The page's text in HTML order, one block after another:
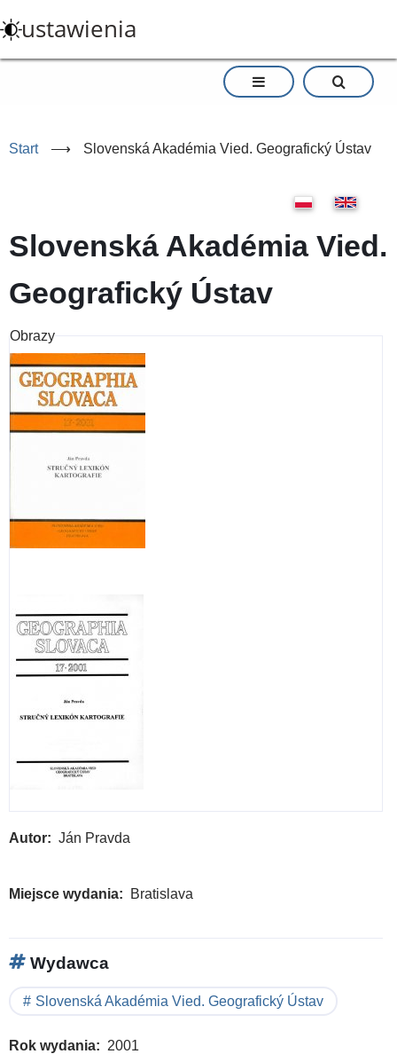
do
treści
ustawienia
Start ⟶ Slovenská Akadémia Vied. Geografický Ústav
Slovenská Akadémia Vied.
Geografický Ústav
Obrazy
Autor Ján Pravda
Miejsce wydania Bratislava
Wydawca
Slovenská Akadémia Vied. Geografický Ústav
Rok wydania 2001